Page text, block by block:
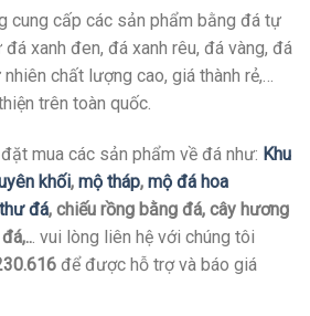
cung cấp các sản phẩm bằng đá tự
xanh đen, đá xanh rêu, đá vàng, đá
chất lượng cao, giá thành rẻ,…
trên toàn quốc.
mua các sản phẩm về đá như: Khu
khối, mộ tháp, mộ đá hoa
đá, chiếu rồng bằng đá, cây hương
. vui lòng liên hệ với chúng tôi
để được hỗ trợ và báo giá